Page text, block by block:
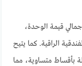
5% فقط من إجمالي قيمة الوحدة،
الراقية. كما يتيح
حتى 10 سنوات كاملة بأقساط متساوية، مما